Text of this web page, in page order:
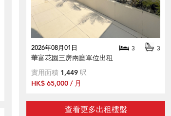
2026年08月01日 3 3
華富花園三房兩廳單位出租
實用面積 1,449 呎
HK$ 65,000 / 月
查看更多出租樓盤